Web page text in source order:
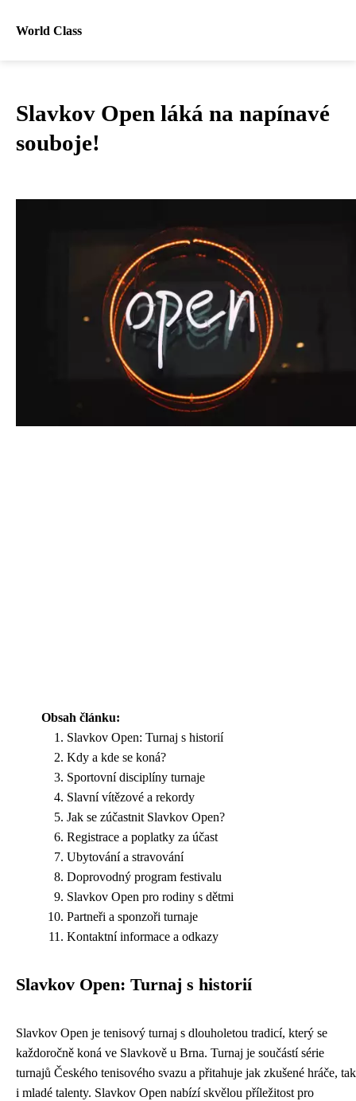
World Class
Slavkov Open láká na napínavé
souboje!
Obsah článku:
Slavkov Open: Turnaj s historií
Kdy a kde se koná?
Sportovní disciplíny turnaje
Slavní vítězové a rekordy
Jak se zúčastnit Slavkov Open?
Registrace a poplatky za účast
Ubytování a stravování
Doprovodný program festivalu
Slavkov Open pro rodiny s dětmi
Partneři a sponzoři turnaje
Kontaktní informace a odkazy
Slavkov Open: Turnaj s historií
Slavkov Open je tenisový turnaj s dlouholetou tradicí, který se
každoročně koná ve Slavkově u Brna. Turnaj je součástí série
turnajů Českého tenisového svazu a přitahuje jak zkušené hráče, tak
i mladé talenty. Slavkov Open nabízí skvělou příležitost pro